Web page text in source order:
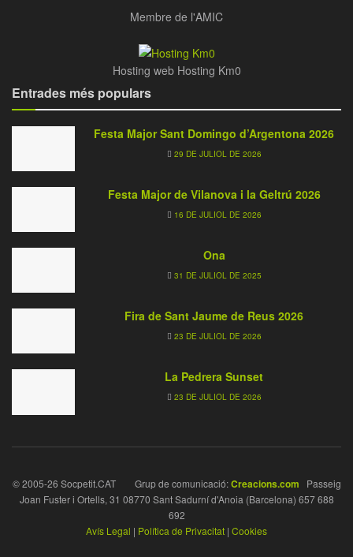
Membre de l'AMIC
Hosting web Hosting Km0
Entrades més populars
Festa Major Sant Domingo d’Argentona 2026
29 DE JULIOL DE 2026
Festa Major de Vilanova i la Geltrú 2026
16 DE JULIOL DE 2026
Ona
31 DE JULIOL DE 2025
Fira de Sant Jaume de Reus 2026
23 DE JULIOL DE 2026
La Pedrera Sunset
23 DE JULIOL DE 2026
© 2005-26 Socpetit.CAT Grup de comunicació:Creacions.com Passeig
Joan Fuster i Ortells, 31 08770 Sant Sadurní d'Anoia (Barcelona) 657 688
692
Avís Legal | Política de Privacitat | Cookies